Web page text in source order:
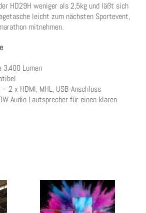
HD29H weniger als 2,5kg und läßt sich
leicht zum nächsten Sportevent,
mitnehmen.
Lumen
2 x HDMI, MHL, USB-Anschluss
Audio Lautsprecher für einen klaren